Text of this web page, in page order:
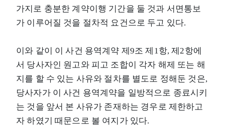
가지로 충분한 계약이행 기간을 둘 것과 서면통보
가 이루어질 것을 절차적 요건으로 두고 있다.
이와 같이 이 사건 용역계약 제9조 제1항, 제2항에
서 당사자인 원고와 피고 조합이 각자 해제 또는 해
지를 할 수 있는 사유와 절차를 별도로 정해둔 것은,
당사자가 이 사건 용역계약을 일방적으로 종료시키
는 것을 앞서 본 사유가 존재하는 경우로 제한하고
자 하였기 때문으로 볼 여지가 있다.